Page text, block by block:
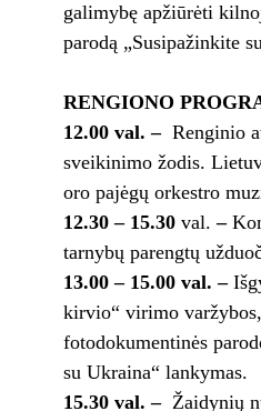
galimybę apžiūrėti
parodą „Susipažinkite
RENGIONO
12.00 val. – Renginio
sveikinimo žodis.
oro pajėgų orkestro
12.30 – 15.30val.–
tarnybų parengtų
13.00 – 15.00 val. –
kirvio“ virimo
fotodokumentinės
su Ukraina“ lankymas.
15.30 val. – Žaidynių